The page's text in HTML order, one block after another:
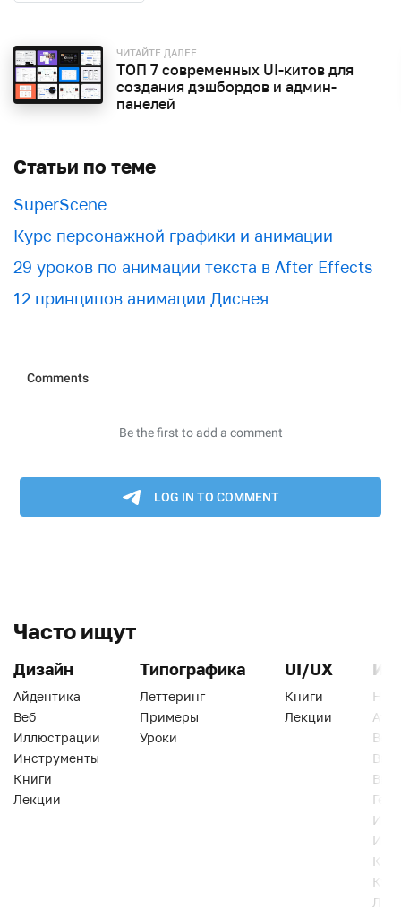
ЧИТАЙТЕ ДАЛЕЕ
ТОП 7 современных UI-китов для
создания дэшбордов и админ-
панелей
Статьи по теме
SuperScene
Курс персонажной графики и анимации
29 уроков по анимации текста в After Effects
12 принципов анимации Диснея
Часто ищут
Дизайн
Айдентика
Веб
Иллюстрации
Инструменты
Книги
Лекции
Типографика
Леттеринг
Примеры
Уроки
UI/UX
Книги
Лекции
Веб